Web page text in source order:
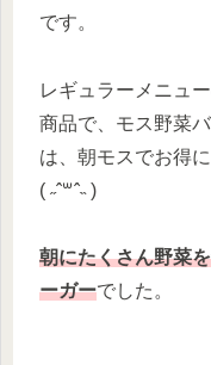
です。
レギュラーメニュ
商品で、モス野菜
は、朝モスでお得
( ˶ˆ꒳ˆ˵ )
朝にたくさん野菜
ーガーでした。